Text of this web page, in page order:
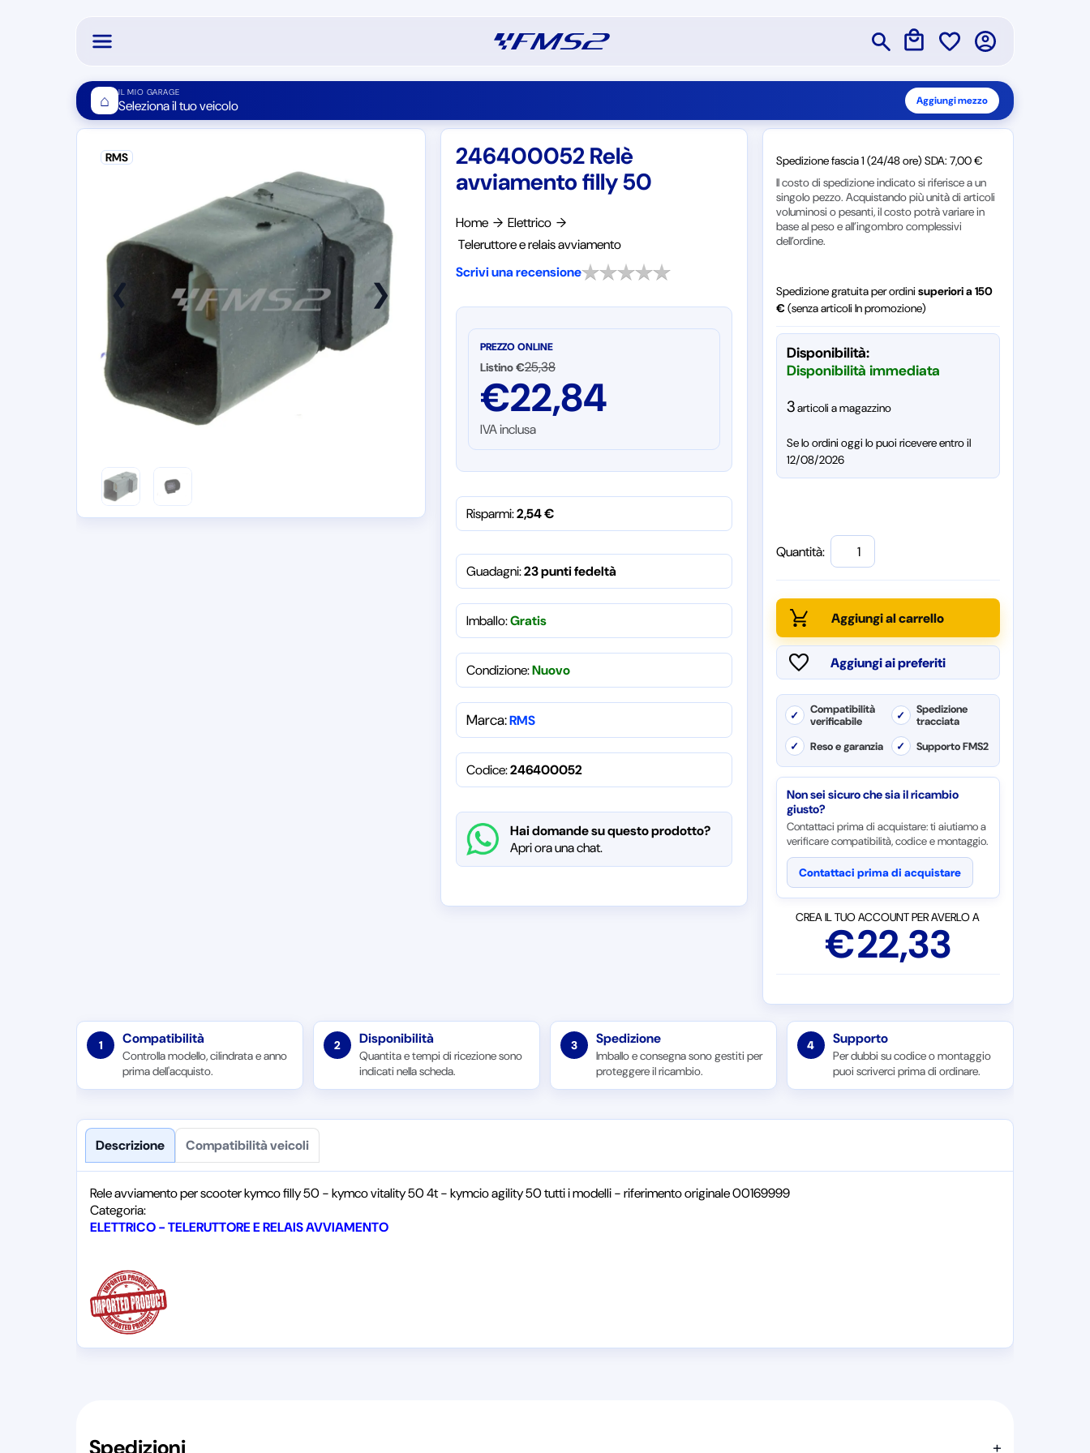
⌂ IL MIO GARAGE
Seleziona il tuo veicolo Aggiungi mezzo
❮ ❯
RMS
246400052 Relè
avviamento filly 50
Home → Elettrico →
Teleruttore e relais avviamento
Scrivi una recensione
PREZZO ONLINE
Listino €25,38
€22,84
IVA inclusa
Risparmi:2,54€
Guadagni:23 punti fedeltà
Imballo:Gratis
Condizione:Nuovo
Marca:RMS
Codice:246400052
Hai domande su questo prodotto?
Apri ora una chat.
Spedizione fascia 1 (24/48 ore) SDA: 7,00 €
Il costo di spedizione indicato si riferisce a un
singolo pezzo. Acquistando più unità di articoli
voluminosi o pesanti, il costo potrà variare in
base al peso e all’ingombro complessivi
dell’ordine.
Spedizione gratuita per ordini superiori a 150
€(senza articoli In promozione)
Disponibilità:
Disponibilità immediata
3articoli a magazzino
Se lo ordini oggi lo puoi ricevere entro il
12/08/2026
Quantità:
✓
Compatibilità
verificabile
✓
Spedizione
tracciata
✓
Reso e garanzia ✓ Supporto FMS2
Non sei sicuro che sia il ricambio
giusto?
Contattaci prima di acquistare: ti aiutiamo a
verificare compatibilità, codice e montaggio.
Contattaci prima di acquistare
CREA IL TUO ACCOUNT PER AVERLO A
€22,33
1 Compatibilità
Controlla modello, cilindrata e anno
prima dell'acquisto.
2 Disponibilità
Quantita e tempi di ricezione sono
indicati nella scheda.
3 Spedizione
Imballo e consegna sono gestiti per
proteggere il ricambio.
4 Supporto
Per dubbi su codice o montaggio
puoi scriverci prima di ordinare.
Descrizione Compatibilità veicoli
Rele avviamento per scooter kymco filly 50 - kymco vitality 50 4t - kymcio agility 50 tutti i modelli - riferimento originale 00169999
Categoria:
ELETTRICO - TELERUTTORE E RELAIS AVVIAMENTO
+